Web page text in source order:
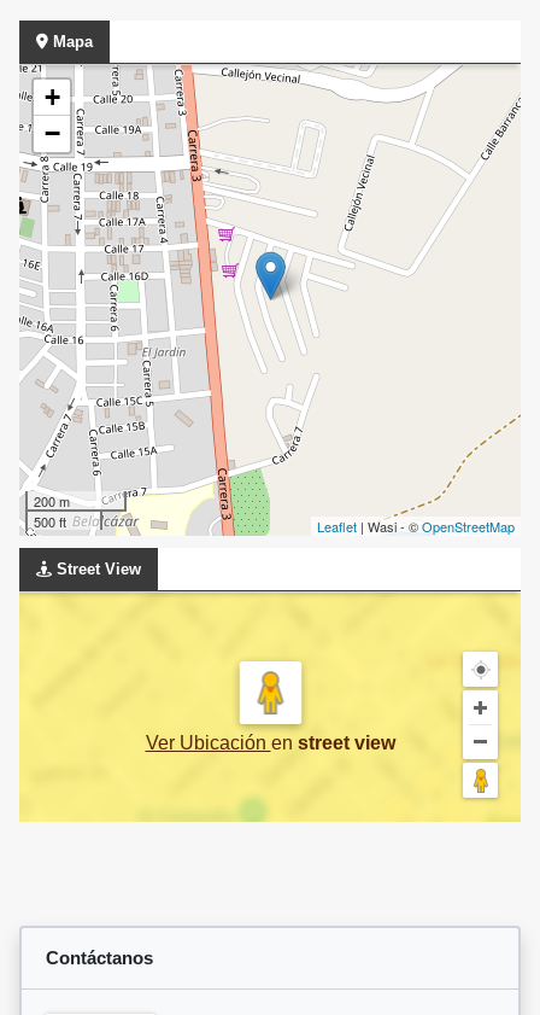
Mapa
+
−
200 m
500 ft
Leaflet | Wasi - ©OpenStreetMap
Street View
Ver Ubicación en street view
Contáctanos